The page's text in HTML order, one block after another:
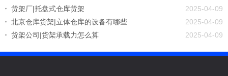
货架厂|托盘式仓库货架
2025-04-09
北京仓库货架|立体仓库的设备有哪些
2025-04-09
货架公司|货架承载力怎么算
2025-04-09